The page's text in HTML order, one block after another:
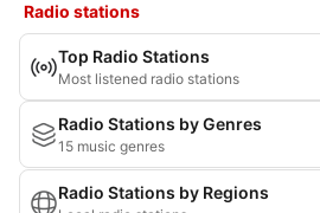
Radio stations
Top Radio Stations
Most listened radio stations
Radio Stations by Genres
15 music genres
Radio Stations by Regions